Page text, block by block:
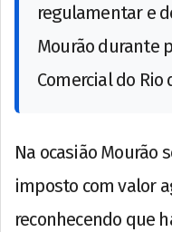
regulamentar e
Mourão durante
Comercial do Rio
Na ocasião Mourão
imposto com valor
reconhecendo que